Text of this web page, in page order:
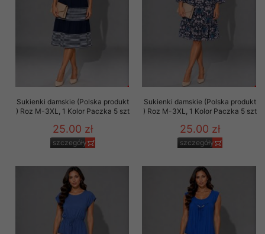
Sukienki damskie (Polska produkt
) Roz M-3XL, 1 Kolor Paczka 5 szt
25.00 zł
szczegóły
Sukienki damskie (Polska produkt
) Roz M-3XL, 1 Kolor Paczka 5 szt
25.00 zł
szczegóły